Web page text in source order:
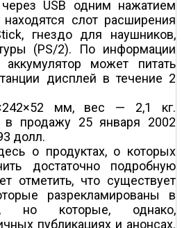
USB одним нажатием
слот расширения
гнездо для наушников,
(PS/2). По информации
может питать
дисплей в течение 2
мм, вес — 2,1 кг.
в продажу 25 января 2002
долл.
о продуктах, о которых
достаточно подробную
отметить, что существует
разрекламированы в
но которые, однако,
публикациях и анонсах.